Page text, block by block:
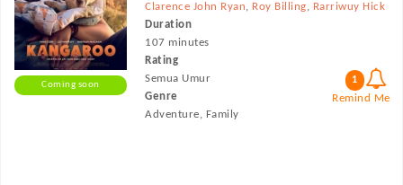
Coming soon
Clarence John Ryan, Roy Billing, Rarriwuy Hick
Duration
107 minutes
Rating
Semua Umur
Genre
Adventure, Family
1
Remind Me